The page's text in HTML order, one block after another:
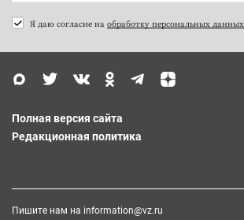
Я даю согласие на обработку персональных данных
Полная версия сайта
Редакционная политика
Пишите нам на information@vz.ru